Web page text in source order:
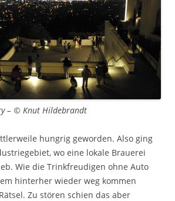
– © Knut Hildebrandt
hungrig geworden. Also ging
wo eine lokale Brauerei
Wie die Trinkfreudigen ohne Auto
hinterher wieder weg kommen
Zu stören schien das aber